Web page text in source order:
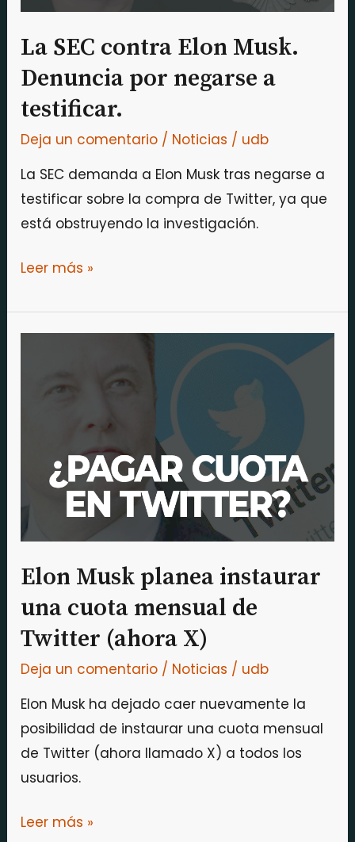
La SEC contra Elon Musk.
Denuncia por negarse a
testificar.
Deja un comentario / Noticias / udb
La SEC demanda a Elon Musk tras negarse a
testificar sobre la compra de Twitter, ya que
está obstruyendo la investigación.
a
testificar.
Leer más »
Elon Musk planea instaurar
una cuota mensual de
Twitter (ahora X)
Deja un comentario / Noticias / udb
Elon Musk ha dejado caer nuevamente la
posibilidad de instaurar una cuota mensual
de Twitter (ahora llamado X) a todos los
usuarios.
planea
cuota
mensual
Twitter
(ahora
X)
Leer más »